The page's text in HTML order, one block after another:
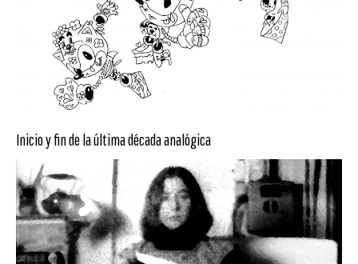
Inicio y fin de la última década analógica